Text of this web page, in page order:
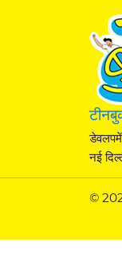
नई
©